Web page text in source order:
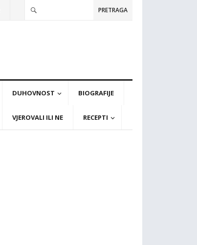
PRETRAGA
DUHOVNOST BIOGRAFIJE
VJEROVALI ILI NE RECEPTI